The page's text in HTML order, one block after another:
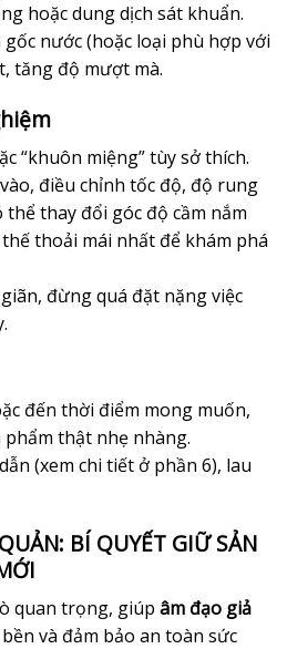
hoặc dung dịch sát khuẩn.
nước (hoặc loại phù hợp với
tăng độ mượt mà.
“khuôn miệng” tùy sở thích.
điều chỉnh tốc độ, độ rung
thể thay đổi góc độ cầm nắm
thoải mái nhất để khám phá
đừng quá đặt nặng việc
đến thời điểm mong muốn,
thật nhẹ nhàng.
(xem chi tiết ở phần 6), lau
BÍ QUYẾT GIỮ SẢN
quan trọng, giúp âm đạo giả
và đảm bảo an toàn sức